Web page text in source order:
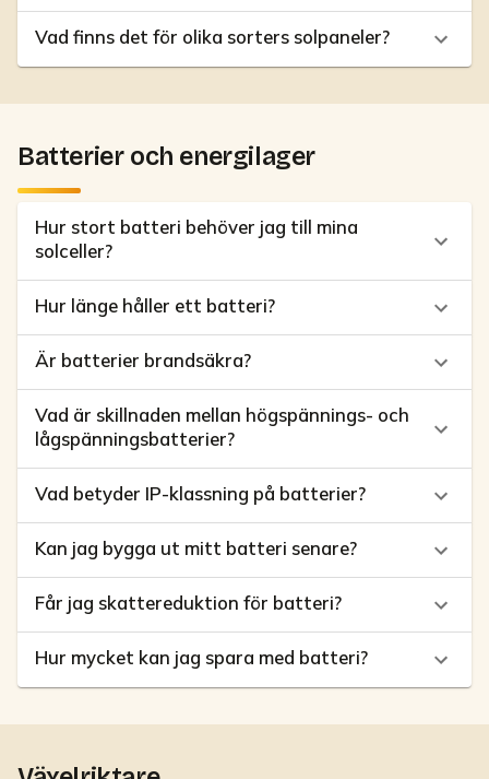
Vad finns det för olika sorters solpaneler?
Batterier och energilager
Hur stort batteri behöver jag till mina
solceller?
Hur länge håller ett batteri?
Är batterier brandsäkra?
Vad är skillnaden mellan högspännings- och
lågspänningsbatterier?
Vad betyder IP-klassning på batterier?
Kan jag bygga ut mitt batteri senare?
Får jag skattereduktion för batteri?
Hur mycket kan jag spara med batteri?